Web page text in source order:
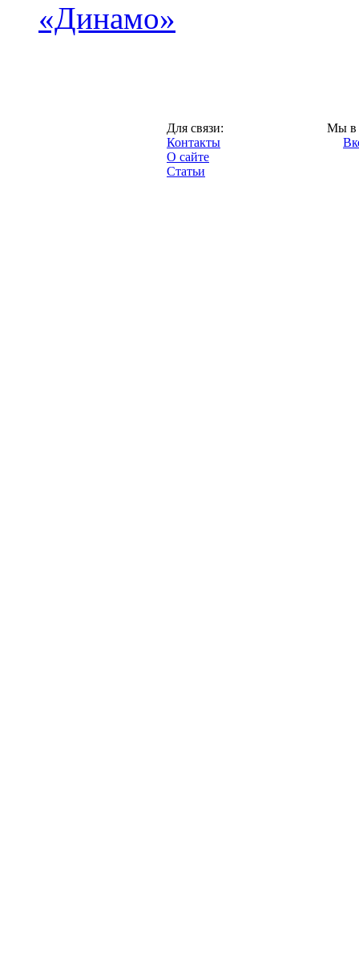
«Динамо»
Для связи:
Контакты
О сайте
Статьи
Мы в